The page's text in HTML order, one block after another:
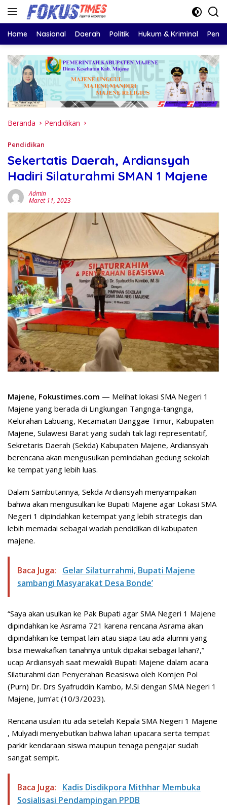
Langsung
Home Nasional Daerah Politik Hukum & Kriminal
Beranda Pendidikan
Pendidikan
Sekertatis Daerah, Ardiansyah
Hadiri Silaturahmi SMAN 1 Majene
Admin
Maret 11, 2023
Majene, Fokustimes.com — Melihat lokasi SMA Negeri 1
Majene yang berada di Lingkungan Tangnga-tangnga,
Kelurahan Labuang, Kecamatan Banggae Timur, Kabupaten
Majene, Sulawesi Barat yang sudah tak lagi representatif,
Sekretaris Daerah (Sekda) Kabupaten Majene, Ardiansyah
berencana akan mengusulkan pemindahan gedung sekolah
ke tempat yang lebih luas.
Dalam Sambutannya, Sekda Ardiansyah menyampaikan
bahwa akan mengusulkan ke Bupati Majene agar Lokasi SMA
Negeri 1 dipindahkan ketempat yang lebih strategis dan
lebih memadai sebagai wadah pendidikan di kabupaten
majene.
Baca Juga:
Gelar Silaturrahmi, Bupati Majene
sambangi Masyarakat Desa Bonde’
“Saya akan usulkan ke Pak Bupati agar SMA Negeri 1 Majene
dipindahkan ke Asrama 721 karena rencana Asrama akan
dipindahkan ke tempat lain atau siapa tau ada alumni yang
bisa mewakafkan tanahnya untuk dipakai sebagai lahan?,”
ucap Ardiansyah saat mewakili Bupati Majene dalam acara
Silaturahmi dan Penyerahan Beasiswa oleh Komjen Pol
(Purn) Dr. Drs Syafruddin Kambo, M.Si dengan SMA Negeri 1
Majene, Jum’at (10/3/2023).
Rencana usulan itu ada setelah Kepala SMA Negeri 1 Majene
, Mulyadi menyebutkan bahwa lahan upacara serta tempat
parkir kendaraan siswa maupun tenaga pengajar sudah
sangat sempit.
Baca Juga:
Kadis Disdikpora Mithhar Membuka
Sosialisasi Pendampingan PPDB